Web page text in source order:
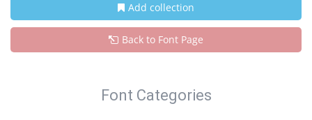
Add collection
Back to Font Page
Font Categories